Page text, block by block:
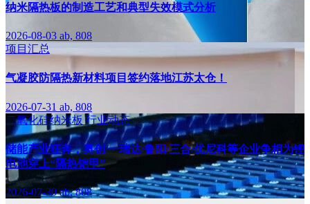
纳米隔热板的制造工艺和典型失效模式分析
2026-08-03 ab, 808
项目汇总
气凝胶防隔热新材料项目签约落地江苏太仓！
2026-07-31 ab, 808
二氧化硅纳米板行业动态
储能产业狂奔，奥创/一瑞达/鲁阳/三合/优尼科等企业争相为锂
电池穿上“隔热铠甲”
2026-07-30ab, 808